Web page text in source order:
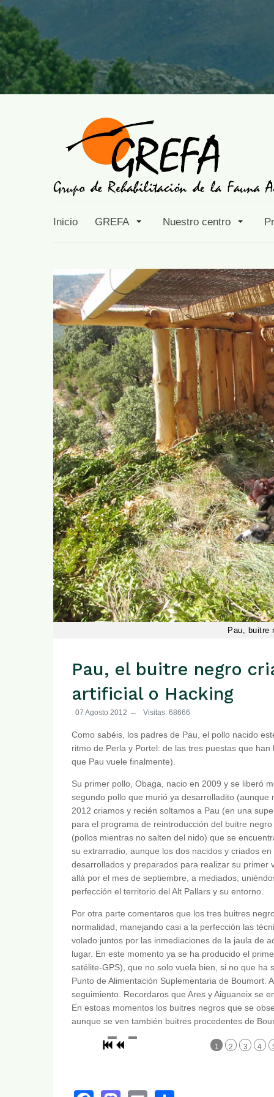
Inicio GREFA Nuestro centro
Pau, buitre
Pau, el buitre negro
artificial o Hacking
07 Agosto 2012 Visitas: 68666
Como sabéis, los padres de Pau, el pollo nacido
ritmo de Perla y Portel: de las tres puestas que
que Pau vuele finalmente).
Su primer pollo, Obaga, nacio en 2009 y se liberó
segundo pollo que murió ya desarrolladito
2012 criamos y recién soltamos a Pau (en una
para el programa de reintroducción del buitre
(pollos mientras no salten del nido) que se
su extrarradio, aunque los dos nacidos y criados
desarrollados y preparados para realizar su
allá por el mes de septiembre, a mediados,
perfección el territorio del Alt Pallars y su entorno.
Por otra parte comentaros que los tres buitres
normalidad, manejando casi a la perfección las
volado juntos por las inmediaciones de la jaula de
lugar. En este momento ya se ha producido el
satélite-GPS), que no solo vuela bien, si no que
Punto de Alimentación Suplementaria de Boumort.
seguimiento. Recordaros que Ares y Aiguaneix se
En estoas momentos los buitres negros que se
aunque se ven también buitres procedentes de
1 2 3 4